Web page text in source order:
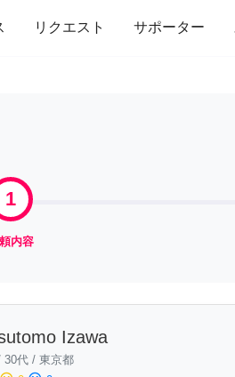
リクエスト サポーター
引っ越し インテリア 趣味
1
内容
Izawa
30代 / 東京都